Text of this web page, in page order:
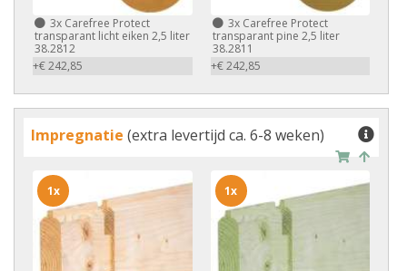
3x Carefree Protect
transparant licht eiken 2,5 liter
38.2812
+€ 242,85
3xCarefree Protect
transparant pine 2,5 liter
38.2811
+€ 242,85
Impregnatie (extra levertijd ca. 6-8 weken)
1x 1x